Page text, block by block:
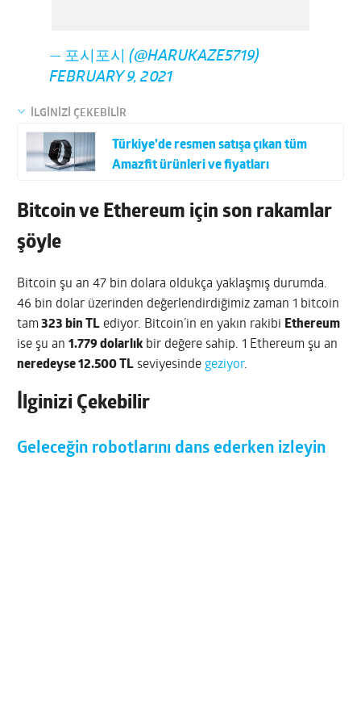
— 포시포시 (@HARUKAZE5719)
FEBRUARY 9, 2021
İLGİNİZİ ÇEKEBİLİR
Türkiye’de resmen satışa çıkan tüm
Amazfit ürünleri ve fiyatları
Bitcoin ve Ethereum için son rakamlar
şöyle
Bitcoin şu an 47 bin dolara oldukça yaklaşmış durumda.
46 bin dolar üzerinden değerlendirdiğimiz zaman 1 bitcoin
tam323 bin TL ediyor. Bitcoin’in en yakın rakibi Ethereum
ise şu an1.779dolarlık bir değere sahip. 1 Ethereum şu an
neredeyse 12.500 TL seviyesinde geziyor.
İlginizi Çekebilir
Geleceğin robotlarını dans ederken izleyin